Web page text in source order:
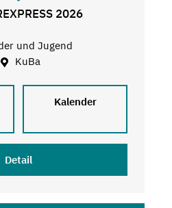
2026
und Jugend
KuBa
Kalender
Detail